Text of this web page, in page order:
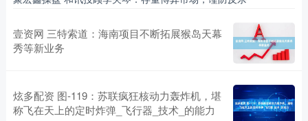
壹资网 三特索道：海南项目不断拓展猴岛天幕
秀等新业务
炫多配资 图-119：苏联疯狂核动力轰炸机，堪
称飞在天上的定时炸弹_飞行器_技术_的能力